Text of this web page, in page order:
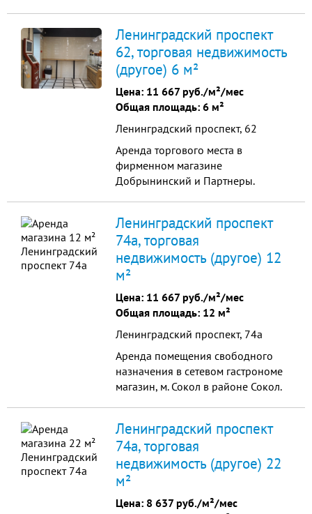
Ленинградский проспект
62, торговая недвижимость
(другое) 6 м²
Цена: 11 667 руб./м²/мес
Общая площадь: 6 м²
Ленинградский проспект, 62
Аренда торгового места в
фирменном магазине
Добрынинский и Партнеры.
Приглашаем Овощи, фрукты, Табак
<br />
Ленинградский проспект
74а, торговая
недвижимость (другое) 12
м²
Цена: 11 667 руб./м²/мес
Общая площадь: 12 м²
Ленинградский проспект, 74а
Аренда помещения свободного
назначения в сетевом гастрономе
магазин, м. Сокол в районе Сокол.
домов на Ленинградском
проспекте , отличная видимость,
рекламные возможности, хороший
пешеходный и автомобильный
погрузки ...
Ленинградский проспект
74а, торговая
недвижимость (другое) 22
м²
Цена: 8 637 руб./м²/мес